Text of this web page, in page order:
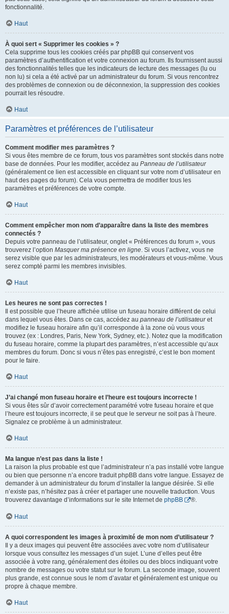
fonctionnalité.
Haut
À quoi sert « Supprimer les cookies » ?
Cela supprime tous les cookies créés par phpBB qui conservent vos
paramètres d’authentification et votre connexion au forum. Ils fournissent aussi
des fonctionnalités telles que les indicateurs de lecture des messages (lu ou
non lu) si cela a été activé par un administrateur du forum. Si vous rencontrez
des problèmes de connexion ou de déconnexion, la suppression des cookies
pourrait les résoudre.
Haut
Paramètres et préférences de l’utilisateur
Comment modifier mes paramètres ?
Si vous êtes membre de ce forum, tous vos paramètres sont stockés dans notre
base de données. Pour les modifier, accédez au Panneau de l’utilisateur
(généralement ce lien est accessible en cliquant sur votre nom d’utilisateur en
haut des pages du forum). Cela vous permettra de modifier tous les
paramètres et préférences de votre compte.
Haut
Comment empêcher mon nom d’apparaître dans la liste des membres
connectés ?
Depuis votre panneau de l’utilisateur, onglet « Préférences du forum », vous
trouverez l’option Masquer ma présence en ligne. Si vous l’activez, vous ne
serez visible que par les administrateurs, les modérateurs et vous-même. Vous
serez compté parmi les membres invisibles.
Haut
Les heures ne sont pas correctes !
Il est possible que l’heure affichée utilise un fuseau horaire différent de celui
dans lequel vous êtes. Dans ce cas, accédez au panneau de l’utilisateuret
modifiez le fuseau horaire afin qu’il corresponde à la zone où vous vous
trouvez (ex : Londres, Paris, New York, Sydney, etc.). Notez que la modification
du fuseau horaire, comme la plupart des paramètres, n’est accessible qu’aux
membres du forum. Donc si vous n’êtes pas enregistré, c’est le bon moment
pour le faire.
Haut
J’ai changé mon fuseau horaire et l’heure est toujours incorrecte !
Si vous êtes sûr d’avoir correctement paramétré votre fuseau horaire et que
l’heure est toujours incorrecte, il se peut que le serveur ne soit pas à l’heure.
Signalez ce problème à un administrateur.
Haut
Ma langue n’est pas dans la liste !
La raison la plus probable est que l’administrateur n’a pas installé votre langue
ou bien que personne n’a encore traduit phpBB dans votre langue. Essayez de
demander à un administrateur du forum d’installer la langue désirée. Si elle
n’existe pas, n’hésitez pas à créer et partager une nouvelle traduction. Vous
trouverez davantage d’informations sur le site Internet de phpBB ®.
Haut
A quoi correspondent les images à proximité de mon nom d’utilisateur ?
Il y a deux images qui peuvent être associées avec votre nom d’utilisateur
lorsque vous consultez les messages d’un sujet. L’une d’elles peut être
associée à votre rang, généralement des étoiles ou des blocs indiquant votre
nombre de messages ou votre statut sur le forum. La seconde image, souvent
plus grande, est connue sous le nom d’avatar et généralement est unique ou
propre à chaque membre.
Haut